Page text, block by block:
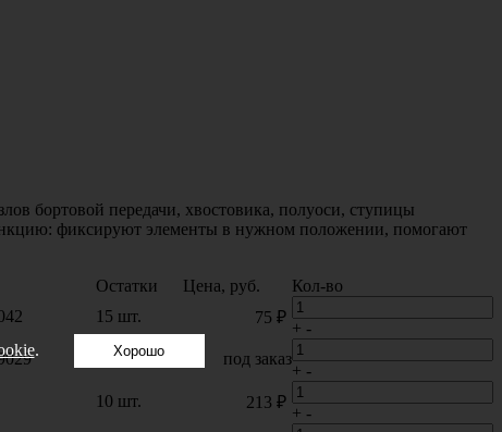
бортовой передачи, хвостовика, полуоси, ступицы
фиксируют элементы в нужном положении, помогают
Остатки Цена, руб.
Кол-во
15 шт. 75 ₽
+ -
под заказ
+ -
10 шт. 213 ₽
+ -
. Хорошо